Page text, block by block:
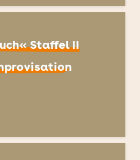
Staffel II